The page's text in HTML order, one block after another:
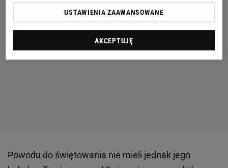
Powodu do świętowania nie mieli jednak jego
USTAWIENIA ZAAWANSOWANE
AKCEPTUJĘ